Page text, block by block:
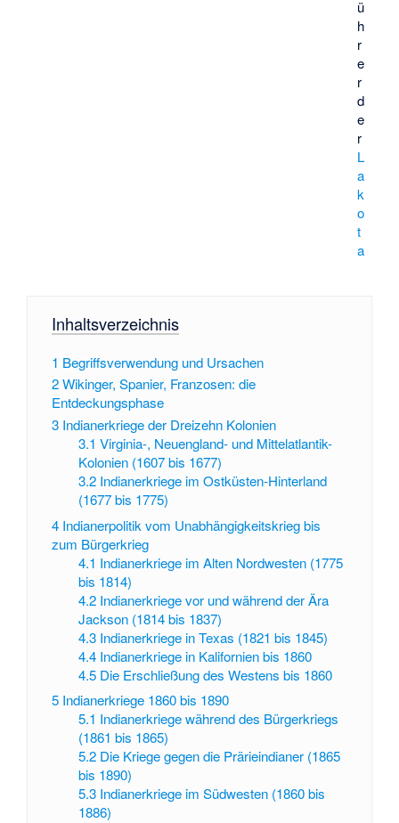
ü
h
r
e
r
d
e
r
L
a
k
o
t
a
Inhaltsverzeichnis
1 Begriffsverwendung und Ursachen
2Wikinger, Spanier, Franzosen: die
Entdeckungsphase
3 Indianerkriege der Dreizehn Kolonien
3.1 Virginia-, Neuengland- und Mittelatlantik-
Kolonien (1607 bis 1677)
3.2 Indianerkriege im Ostküsten-Hinterland
(1677 bis 1775)
4 Indianerpolitik vom Unabhängigkeitskrieg bis
zum Bürgerkrieg
4.1 Indianerkriege im Alten Nordwesten (1775
bis 1814)
4.2 Indianerkriege vor und während der Ära
Jackson (1814 bis 1837)
4.3 Indianerkriege in Texas (1821 bis 1845)
4.4 Indianerkriege in Kalifornien bis 1860
4.5 Die Erschließung des Westens bis 1860
5 Indianerkriege 1860 bis 1890
5.1 Indianerkriege während des Bürgerkriegs
(1861 bis 1865)
5.2 Die Kriege gegen die Prärieindianer (1865
bis 1890)
5.3 Indianerkriege im Südwesten (1860 bis
1886)